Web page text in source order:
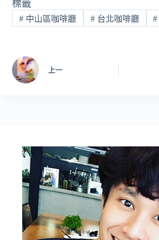
標籤
#中山區咖啡廳 #台北咖啡廳 #
上一